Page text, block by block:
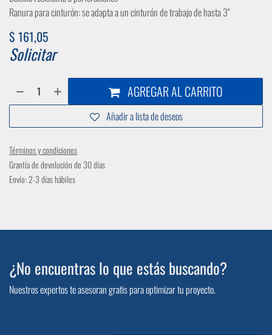
Ranura para cinturón: se adapta a un cinturón de trabajo de hasta 3"
$ 161,05
Solicitar
AGREGAR AL CARRITO
Añadir a lista de deseos
Términos y condiciones
Grantía de devolución de 30 días
Envío: 2-3 días hábiles
¿No encuentras lo que estás buscando?
Nuestros expertos te asesoran gratis para optimizar tu proyecto.